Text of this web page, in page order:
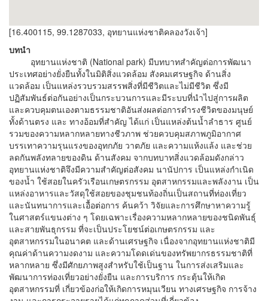
[16.400115, 99.1287033, อุทยานแห่งชาติคลองวังเจ้า]
บทนำ
อุทยานแห่งชาติ (National park) มีบทบาทสำคัญต่อการพัฒนา
ประเทศอย่างยั่งยืนทั้งในมิติสิ่งแวดล้อม สังคมเศรษฐกิจ ด้านสิ่ง
แวดล้อม เป็นแหล่งรวบรวมสรรพสิ่งที่มีชีวิตและไม่มีชีวิต ซึ่งมี
ปฏิสัมพันธ์ต่อกันอย่างเป็นกระบวนการและมีระบบที่นำไปสู่การผลิต
และควบคุมตนเองตามธรรมชาติอันส่งผลต่อการดำรงชีวิตของมนุษย์
ทั้งด้านตรง และ ทางอ้อมที่สำคัญ ได้แก่ เป็นแหล่งต้นน้ำลำธาร ศูนย์
รวมของความหลากหลายทางชีวภาพ ช่วยควบคุมสภาพภูมิอากาศ
บรรเทาความรุนแรงของอุทกภัย วาตภัย และความแห้งแล้ง และช่วย
ลดกันพลังทลายของดิน ด้านสังคม จากบทบาทสิ่งแวดล้อมดังกล่าว
อุทยานแห่งชาติจึงมีความสำคัญต่อสังคม นานัปการ เป็นแหล่งกำเนิด
ของน้ำ ใช้สอยในครัวเรือนเกษตรกรรม อุตสาหกรรมและพลังงาน เป็น
แหล่งอาหารและวัสดุใช้สอยของชุมชนท้องถิ่นเป็นสถานที่ท่องเที่ยว
และนันทนาการและเอื้อต่อการ ค้นคว้า วิจัยและการศึกษาหาความรู้
ในศาสตร์แขนงต่าง ๆ โดยเฉพาะเรื่องความหลากหลายของชนิดพันธุ์
และสายพันธุกรรม ที่จะเป็นประโยชน์ต่อเกษตรกรรม และ
อุตสาหกรรมในอนาคต และด้านเศรษฐกิจ เนื่องจากอุทยานแห่งชาติมี
คุณค่าด้านความงดงาม และความโดดเด่นของทรัพยากรธรรมชาติที่
หลากหลาย ซึ่งมีศักยภาพสูงสำหรับใช้เป็นฐาน ในการส่งเสริมและ
พัฒนาการท่องเที่ยวอย่างยั่งยืน และการบริการ กระตุ้นให้เกิด
อุตสาหกรรมที่ เกี่ยวข้องก่อให้เกิดการหมุนเวียน ทางเศรษฐกิจ การจ้าง